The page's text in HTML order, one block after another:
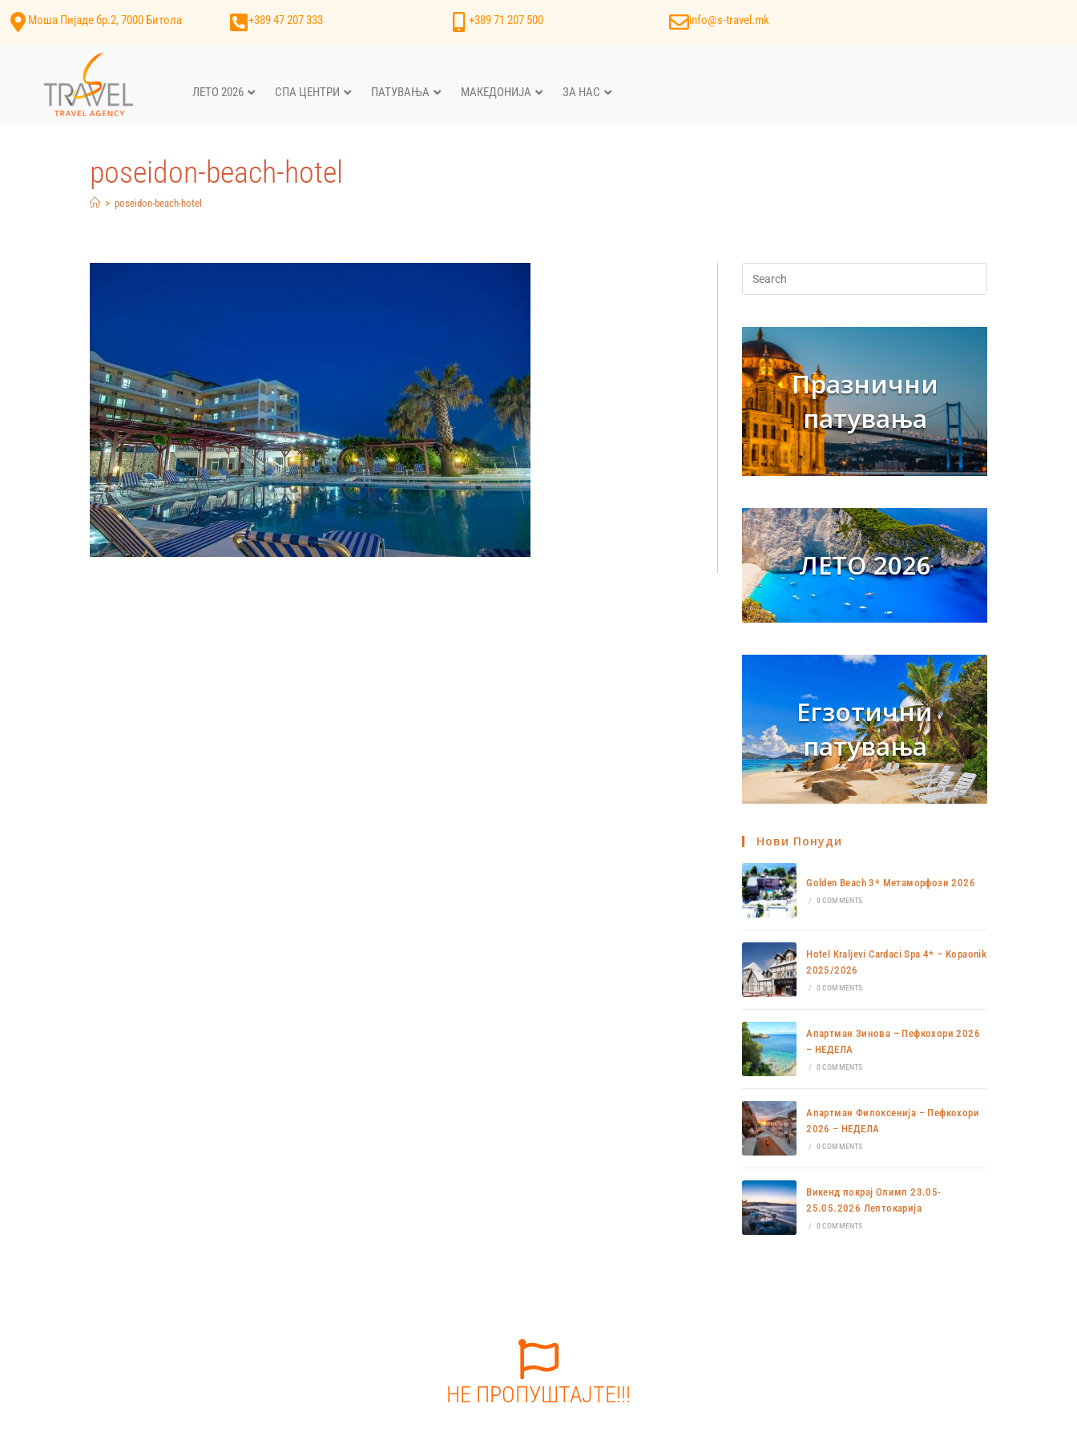
Моша Пијаде бр.2, 7000 Битола +389 47 207 333 +389 71 207 500 info@s-travel.mk
ЛЕТО 2026 СПА ЦЕНТРИ ПАТУВАЊА МАКЕДОНИЈА ЗА НАС
poseidon-beach-hotel
> poseidon-beach-hotel
Празнични
патувања
ЛЕТО 2026
Егзотични
патувања
Нови Понуди
Golden Beach 3* Метаморфози 2026
/ 0 COMMENTS
Hotel Kraljevi Cardaci Spa 4* – Kopaonik
2025/2026
/ 0 COMMENTS
Апартман Зинова – Пефкохори 2026
– НЕДЕЛА
/ 0 COMMENTS
Апартман Филоксенија – Пефкохори
2026 – НЕДЕЛА
/ 0 COMMENTS
Викенд покрај Олимп 23.05-
25.05.2026 Лептокарија
/ 0 COMMENTS
НЕ ПРОПУШТАЈТЕ!!!